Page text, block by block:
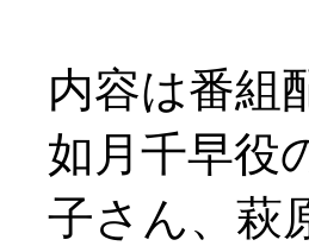
内容は番組
如月千早役
子さん、萩